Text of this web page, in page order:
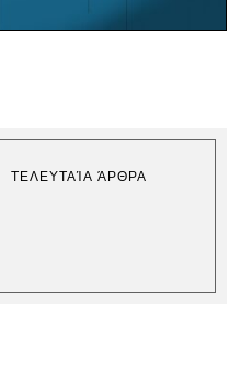
ΤΕΛΕΥΤΑΊΑ ΆΡΘΡΑ